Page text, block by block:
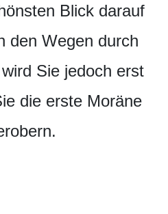
Blick darauf
den Wegen durch
Sie jedoch erst
die erste Moräne